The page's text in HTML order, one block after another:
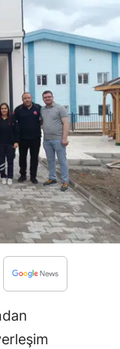
Denizli
Diyarbakır
Edirne
Elazığ
Erzincan
Erzurum
Eskişehir
Gaziantep
Giresun
Hakkari